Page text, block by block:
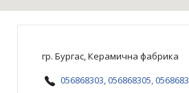
гр. Бургас, Керамична фабрика
056868303, 056868305,